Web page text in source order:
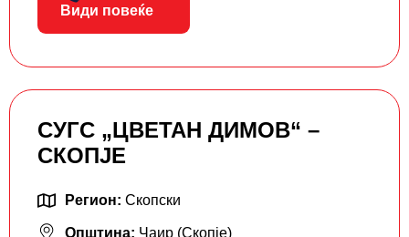
Види повеќе
СУГС „ЦВЕТАН ДИМОВ“ –
СКОПЈЕ
Регион: Скопски
Општина: Чаир (Скопје)